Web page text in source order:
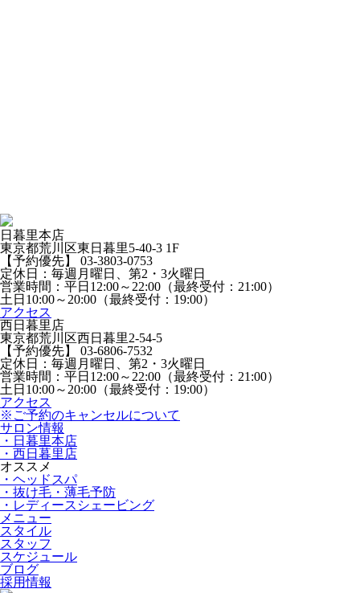
日暮里本店
東京都荒川区東日暮里5-40-3 1F
【予約優先】 03-3803-0753
定休日：毎週月曜日、第2・3火曜日
営業時間：平日12:00～22:00（最終受付：21:00）
土日10:00～20:00（最終受付：19:00）
アクセス
西日暮里店
東京都荒川区西日暮里2-54-5
【予約優先】 03-6806-7532
定休日：毎週月曜日、第2・3火曜日
営業時間：平日12:00～22:00（最終受付：21:00）
土日10:00～20:00（最終受付：19:00）
アクセス
※ご予約のキャンセルについて
サロン情報
・日暮里本店
・西日暮里店
オススメ
・ヘッドスパ
・抜け毛・薄毛予防
・レディースシェービング
メニュー
スタイル
スタッフ
スケジュール
ブログ
採用情報